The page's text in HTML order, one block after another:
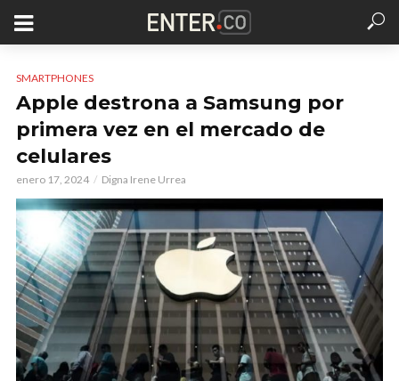
SMARTPHONES
Apple destrona a Samsung por
primera vez en el mercado de
celulares
enero 17, 2024 Digna Irene Urrea